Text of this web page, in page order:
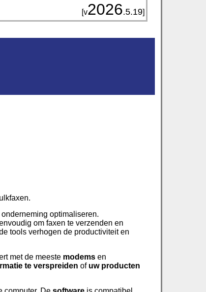
[v2026.5.19]
optimaliseren.
om faxen te verzenden en
tools verhogen de productiviteit en
met de meeste modems en
te verspreiden of uw producten